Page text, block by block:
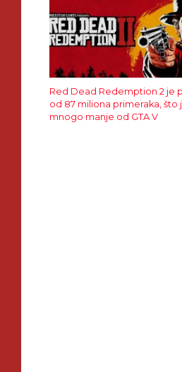
Red Dead Redemption 2 je
od 87 miliona primeraka, što
mnogo manje od GTA V